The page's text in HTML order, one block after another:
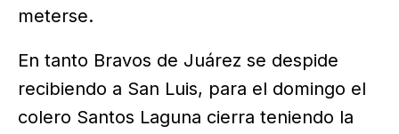
meterse.
En tanto Bravos de Juárez se despide
recibiendo a San Luis, para el domingo el
colero Santos Laguna cierra teniendo la